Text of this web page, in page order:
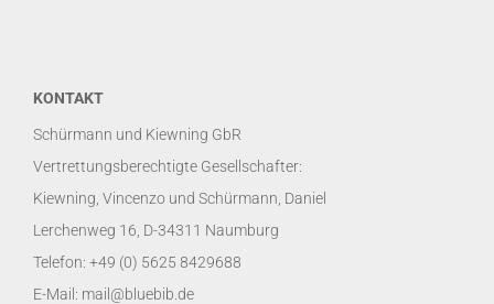
KONTAKT
Schürmann und Kiewning GbR
Vertrettungsberechtigte Gesellschafter:
Kiewning, Vincenzo und Schürmann, Daniel
Lerchenweg 16, D-34311 Naumburg
Telefon: +49 (0) 5625 8429688
E-Mail: mail@bluebib.de